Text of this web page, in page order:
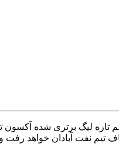
ساعت 16 در آبادان به مصاف تیم